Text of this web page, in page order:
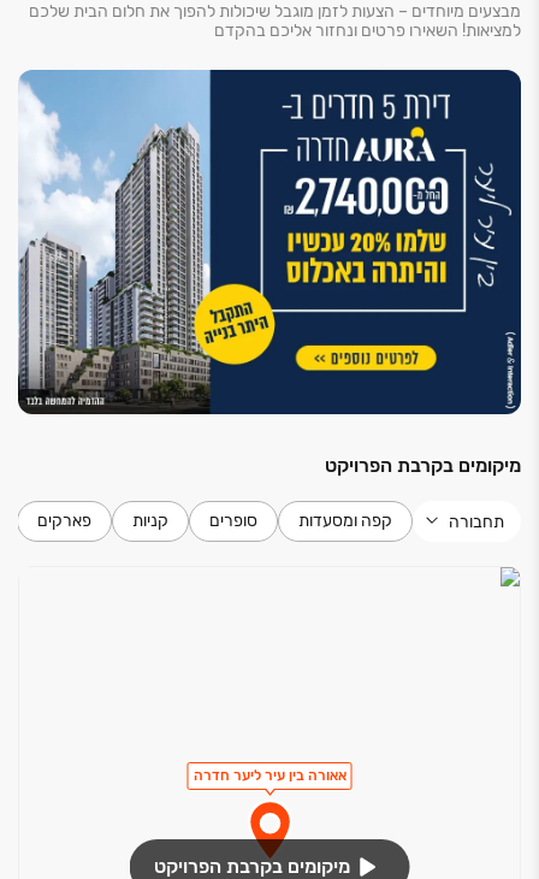
מבצעים מיוחדים – הצעות לזמן מוגבל שיכולות להפוך את חלום הבית שלכם
למציאות! השאירו פרטים ונחזור אליכם בהקדם
מיקומים בקרבת הפרויקט
תחבורה קפה ומסעדות סופרים קניות פארקים
אאורה בין עיר ליער חדרה
מיקומים בקרבת הפרויקט